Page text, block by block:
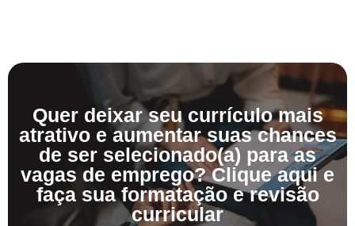
Quer deixar seu currículo mais
atrativo e aumentar suas chances
de ser selecionado(a) para as
vagas de emprego? Clique aqui e
faça sua formatação e revisão
curricular